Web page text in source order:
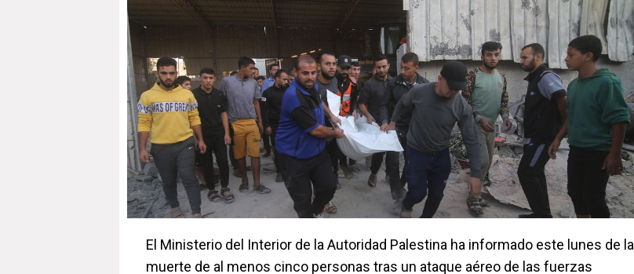
El Ministerio del Interior de la Autoridad Palestina ha informado este lunes de la
muerte de al menos cinco personas tras un ataque aéreo de las fuerzas